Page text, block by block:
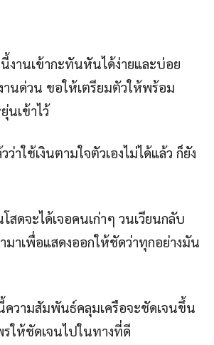
งานเข้ากะทันหันได้ง่ายและบ่อย
านด่วน ขอให้เตรียมตัวให้พร้อม
นเข้าไว้
ว่าใช้เงินตามใจตัวเองไม่ได้แล้ว ก็ยัง
สดจะได้เจอคนเก่าๆ วนเวียนกลับ
มาเพื่อแสดงออกให้ชัดว่าทุกอย่างมัน
ความสัมพันธ์คลุมเครือจะชัดเจนขึ้น
ให้ชัดเจนไปในทางที่ดี